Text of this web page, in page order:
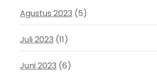
Agustus 2023 (5)
Juli 2023 (11)
Juni 2023 (6)